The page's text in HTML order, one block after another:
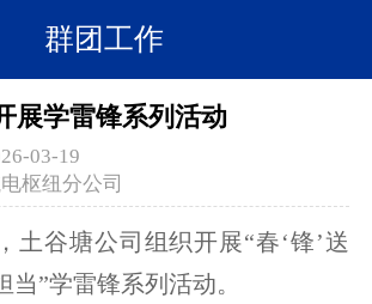
群团工作
展学雷锋系列活动
03-19
枢纽分公司
土谷塘公司组织开展“春‘锋’送
”学雷锋系列活动。